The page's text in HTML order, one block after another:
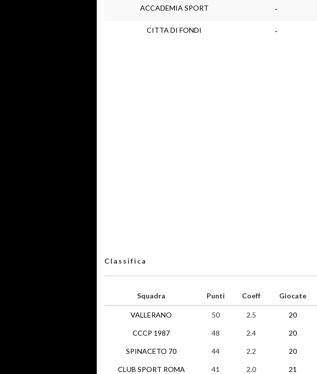
ACCADEMIA SPORT -
CITTA DI FONDI -
Classifica
Squadra
VALLERANO
CCCP 1987
SPINACETO 70
CLUB SPORT ROMA
Punti Coeff Giocate
50 2.5 20
48 2.4 20
44 2.2 20
41 2.0 21